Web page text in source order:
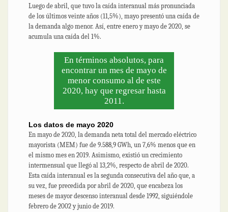
Luego de abril, que tuvo la caída interanual más pronunciada
de los últimos veinte años (11,5%), mayo presentó una caída de
la demanda algo menor. Así, entre enero y mayo de 2020, se
acumula una caída del 1%.
En términos absolutos, para
encontrar un mes de mayo de
menor consumo al de este
2020, hay que regresar hasta
2011.
Los datos de mayo 2020
En mayo de 2020, la demanda neta total del mercado eléctrico
mayorista (MEM) fue de 9.588,9 GWh, un 7,6% menos que en
el mismo mes en 2019. Asimismo, existió un crecimiento
intermensual que llegó al 13,2%, respecto de abril de 2020.
Esta caída interanual es la segunda consecutiva del año que, a
su vez, fue precedida por abril de 2020, que encabeza los
meses de mayor descenso interanual desde 1992, siguiéndole
febrero de 2002 y junio de 2019.